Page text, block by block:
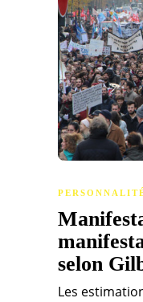
selon
Les